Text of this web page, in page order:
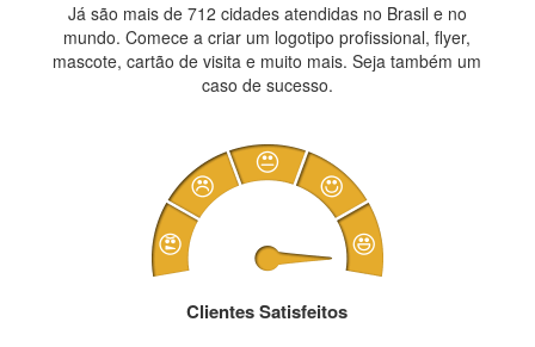
Já são mais de 712 cidades atendidas no Brasil e no
mundo. Comece a criar um logotipo profissional, flyer,
mascote, cartão de visita e muito mais. Seja também um
caso de sucesso.
Clientes Satisfeitos